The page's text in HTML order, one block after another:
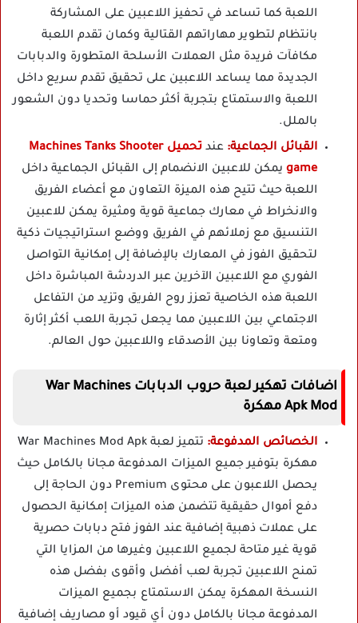
اللعبة كما تساعد في تحفيز اللاعبين على المشاركة
بانتظام لتطوير مهاراتهم القتالية وكمان تقدم اللعبة
مكافآت فريدة مثل العملات الأسلحة المتطورة والدبابات
الجديدة مما يساعد اللاعبين على تحقيق تقدم سريع داخل
اللعبة والاستمتاع بتجربة أكثر حماسا وتحديا دون الشعور
بالملل.
القبائل الجماعية: عند
تحميل Machines Tanks Shooter
game يمكن للاعبين الانضمام إلى القبائل الجماعية داخل
اللعبة حيث تتيح هذه الميزة التعاون مع أعضاء الفريق
والانخراط في معارك جماعية قوية ومثيرة يمكن للاعبين
التنسيق مع زملائهم في الفريق ووضع استراتيجيات ذكية
لتحقيق الفوز في المعارك بالإضافة إلى إمكانية التواصل
الفوري مع اللاعبين الآخرين عبر الدردشة المباشرة داخل
اللعبة هذه الخاصية تعزز روح الفريق وتزيد من التفاعل
الاجتماعي بين اللاعبين مما يجعل تجربة اللعب أكثر إثارة
ومتعة وتعاونا بين الأصدقاء واللاعبين حول العالم.
اضافات تهكير لعبة حروب الدبابات War Machines
Apk Mod مهكرة
الخصائص المدفوعة:
تتميز لعبة War Machines Mod Apk
مهكرة بتوفير جميع الميزات المدفوعة مجانا بالكامل حيث
يحصل اللاعبون على محتوى Premium دون الحاجة إلى
دفع أموال حقيقية تتضمن هذه الميزات إمكانية الحصول
على عملات ذهبية إضافية عند الفوز فتح دبابات حصرية
قوية غير متاحة لجميع اللاعبين وغيرها من المزايا التي
تمنح اللاعبين تجربة لعب أفضل وأقوى بفضل هذه
النسخة المهكرة يمكن الاستمتاع بجميع الميزات
المدفوعة مجانا بالكامل دون أي قيود أو مصاريف إضافية